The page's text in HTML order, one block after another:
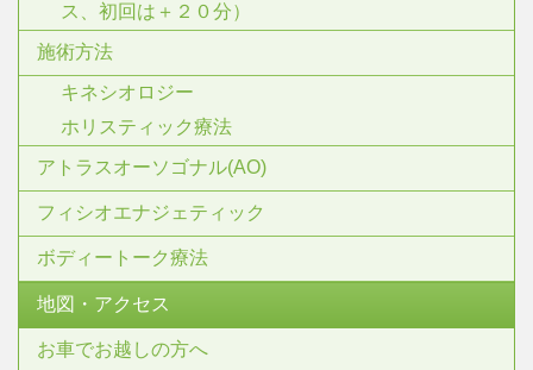
ス、初回は＋２０分）
施術方法
キネシオロジー
ホリスティック療法
アトラスオーソゴナル(AO)
フィシオエナジェティック
ボディートーク療法
地図・アクセス
お車でお越しの方へ